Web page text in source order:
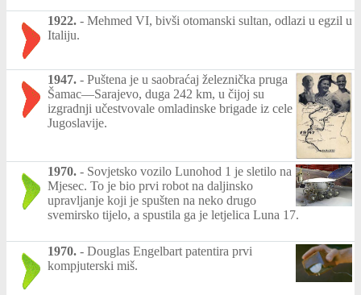
1922. - Mehmed VI, bivši otomanski sultan, odlazi u egzil u
Italiju.
1947. - Puštena je u saobraćaj železnička pruga
Šamac—Sarajevo, duga 242 km, u čijoj su
izgradnji učestvovale omladinske brigade iz cele
Jugoslavije.
1970. - Sovjetsko vozilo Lunohod 1 je sletilo na
Mjesec. To je bio prvi robot na daljinsko
upravljanje koji je spušten na neko drugo
svemirsko tijelo, a spustila ga je letjelica Luna 17.
1970. - Douglas Engelbart patentira prvi
kompjuterski miš.